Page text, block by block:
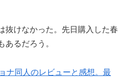
抜けなかった。先日購入した春
あるだろう。
ナ同人のレビューと感想。最